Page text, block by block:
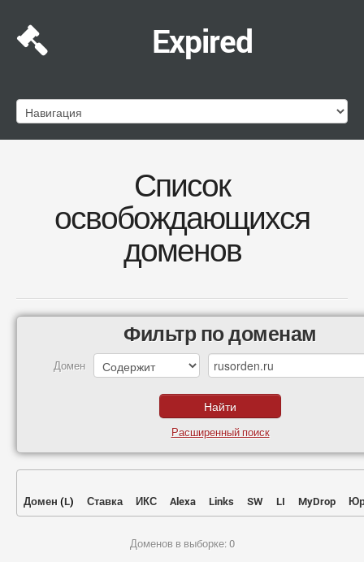
Expired
Список
освобождающихся
доменов
Фильтр по доменам
Домен
Расширенный поиск
Домен (L) Ставка ИКС Alexa Links SW LI MyDrop
Доменов в выборке: 0